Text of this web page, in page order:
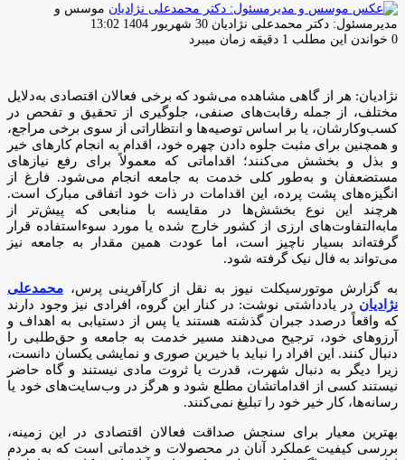
موسس و
مدیرمسئول: دکتر محمدعلی نژادیان ارسال
ایمیل
30 شهریور 1404 13:02
0 خواندن این مطلب 1 دقیقه زمان میبرد
نژادیان: هر از گاهی مشاهده می‌شود که برخی فعالان اقتصادی به‌دلایل
مختلف، از جمله رقابت‌های صنفی، جلوگیری از تحقیق و تفحص در
کسب‌وکارشان، یا بر اساس توصیه‌ها و انتظاراتی از سوی برخی مراجع،
و همچنین برای مثبت جلوه دادن چهره خود، اقدام به انجام کارهای خیر
و بذل و بخشش می‌کنند؛ اقداماتی که معمولاً برای رفع نیازهای
مستضعفان و به‌طور کلی خدمت به جامعه انجام می‌شود. فارغ از
انگیزه‌های پشت پرده، این اقدامات در ذات خود اتفاقی مبارک است.
هرچند این نوع بخشش‌ها در مقایسه با منابعی که پیش‌تر از
مابه‌التفاوت‌های ارزی از کشور خارج شده یا مورد سوءاستفاده قرار
گرفته‌اند بسیار ناچیز است، اما عودت همین مقدار به جامعه نیز
می‌تواند به فال نیک گرفته شود.
به گزارش موتورسیکلت نیوز به نقل از کارآفرینی پرس، محمدعلی
نژادیان در یادداشتی نوشت: در کنار این گروه، افرادی نیز وجود دارند
که واقعاً درصدد جبران گذشته هستند یا پس از دستیابی به اهداف و
آرزوهای خود، ترجیح می‌دهند مسیر خدمت به جامعه و حق‌طلبی را
دنبال کنند. این افراد را نباید با خیرین صوری و نمایشی یکسان دانست،
زیرا دیگر به دنبال شهرت، قدرت یا ثروت مادی نیستند و گاه حاضر
نیستند کسی از اقداماتشان مطلع شود و هرگز در وب‌سایت‌های خود یا
رسانه‌ها، کار خیر خود را تبلیغ نمی‌کنند.
بهترین معیار برای سنجش صداقت فعالان اقتصادی در این زمینه،
بررسی کیفیت عملکرد آنان در محصولات و خدماتی است که به مردم